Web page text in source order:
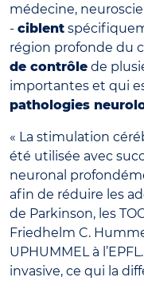
médecine,
- ciblent
région profonde du
de contrôle de
importantes et qui
pathologies
« La stimulation
été utilisée avec
neuronal
afin de réduire les
de Parkinson, les
Friedhelm C.
UPHUMMEL à
invasive, ce qui la